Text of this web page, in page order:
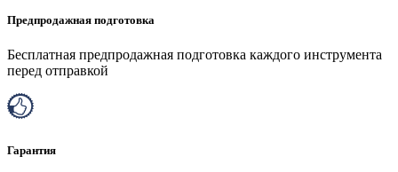
Предпродажная подготовка
Бесплатная предпродажная подготовка каждого инструмента
перед отправкой
Гарантия